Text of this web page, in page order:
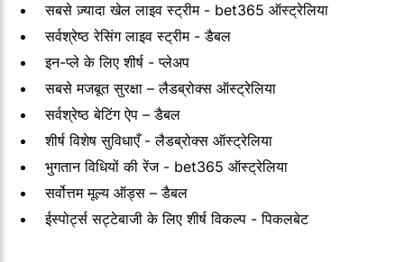
सबसे ज़्यादा खेल लाइव स्ट्रीम - bet365 ऑस्ट्रेलिया
सर्वश्रेष्ठ रेसिंग लाइव स्ट्रीम - डैबल
इन-प्ले के लिए शीर्ष - प्लेअप
सबसे मजबूत सुरक्षा – लैडब्रोक्स ऑस्ट्रेलिया
सर्वश्रेष्ठ बेटिंग ऐप – डैबल
शीर्ष विशेष सुविधाएँ - लैडब्रोक्स ऑस्ट्रेलिया
भुगतान विधियों की रेंज - bet365 ऑस्ट्रेलिया
सर्वोत्तम मूल्य ऑड्स – डैबल
ईस्पोर्ट्स सट्टेबाजी के लिए शीर्ष विकल्प - पिकलबेट